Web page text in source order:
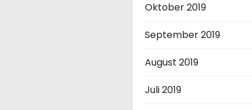
Oktober 2019
September 2019
August 2019
Juli 2019